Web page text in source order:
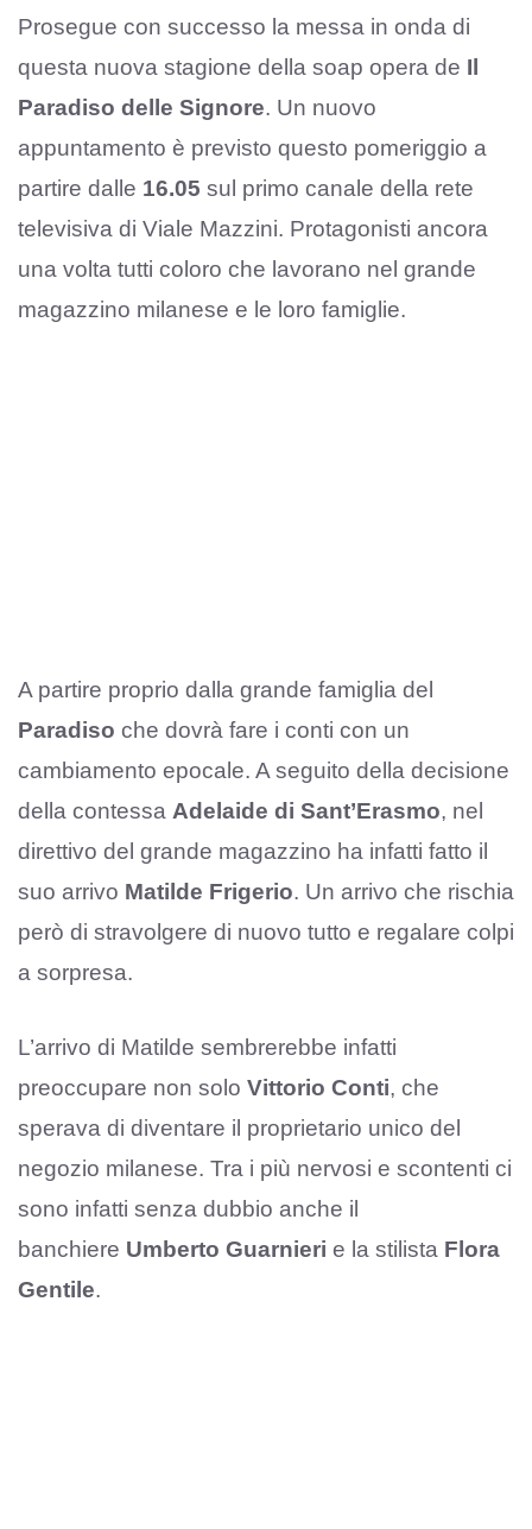
Prosegue con successo la messa in onda di
questa nuova stagione della soap opera de Il
Paradiso delle Signore. Un nuovo
appuntamento è previsto questo pomeriggio a
partire dalle 16.05 sul primo canale della rete
televisiva di Viale Mazzini. Protagonisti ancora
una volta tutti coloro che lavorano nel grande
magazzino milanese e le loro famiglie.
A partire proprio dalla grande famiglia del
Paradiso che dovrà fare i conti con un
cambiamento epocale. A seguito della decisione
della contessa Adelaide di Sant’Erasmo, nel
direttivo del grande magazzino ha infatti fatto il
suo arrivo Matilde Frigerio. Un arrivo che rischia
però di stravolgere di nuovo tutto e regalare colpi
a sorpresa.
L’arrivo di Matilde sembrerebbe infatti
preoccupare non solo Vittorio Conti, che
sperava di diventare il proprietario unico del
negozio milanese. Tra i più nervosi e scontenti ci
sono infatti senza dubbio anche il
banchiere Umberto Guarnieri e la stilista Flora
Gentile.